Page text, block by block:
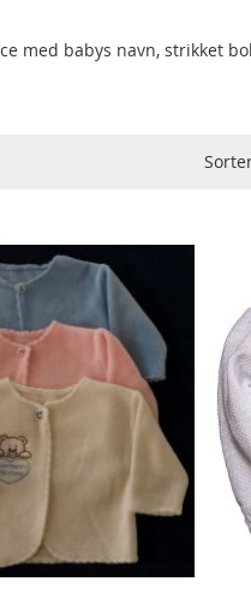
med babys navn, strikket